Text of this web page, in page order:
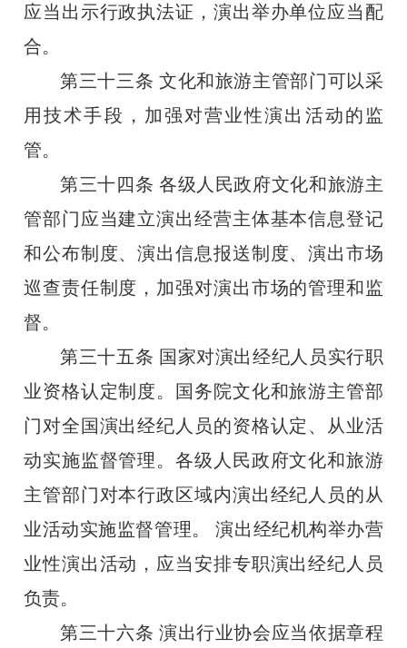
应当出示行政执法证，演出举办单位应当配
合。
第三十三条 文化和旅游主管部门可以采
用技术手段，加强对营业性演出活动的监
管。
第三十四条 各级人民政府文化和旅游主
管部门应当建立演出经营主体基本信息登记
和公布制度、演出信息报送制度、演出市场
巡查责任制度，加强对演出市场的管理和监
督。
第三十五条 国家对演出经纪人员实行职
业资格认定制度。国务院文化和旅游主管部
门对全国演出经纪人员的资格认定、从业活
动实施监督管理。各级人民政府文化和旅游
主管部门对本行政区域内演出经纪人员的从
业活动实施监督管理。
演出经纪机构举办营
业性演出活动，应当安排专职演出经纪人员
负责。
第三十六条 演出行业协会应当依据章程